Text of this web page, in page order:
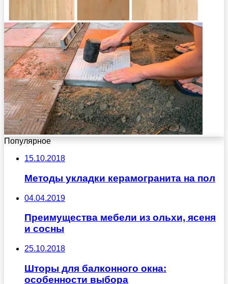
Популярное
15.10.2018
Методы укладки керамогранита на пол
04.04.2019
Преимущества мебели из ольхи, ясеня
и сосны
25.10.2018
Шторы для балконного окна:
особенности выбора